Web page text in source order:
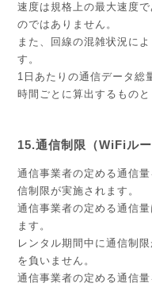
速度は規格上の最大速度
のではありません。
また、回線の混雑状況に
す。
1日あたりの通信データ総
時間ごとに算出するものと
15.通信制限（WiFiルー
通信事業者の定める通信
信制限が実施されます。
通信事業者の定める通信
ます。
レンタル期間中に通信制
を負いません。
通信事業者の定める通信